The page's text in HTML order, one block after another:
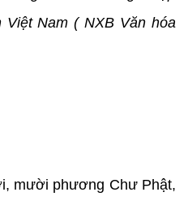
Việt Nam ( NXB Văn hóa
mười phương Chư Phật,